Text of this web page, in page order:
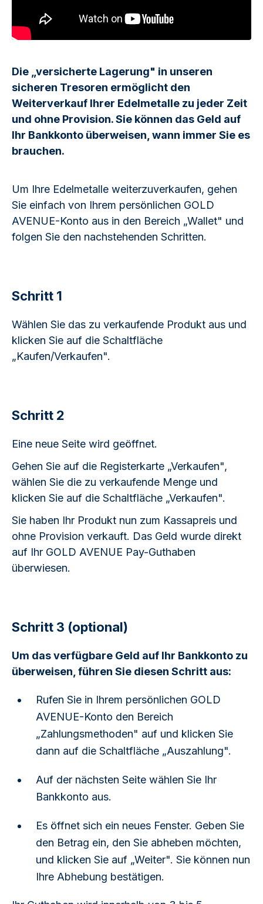
Die „versicherte Lagerung" in unseren
sicheren Tresoren ermöglicht den
Weiterverkauf Ihrer Edelmetalle zu jeder Zeit
und ohne Provision. Sie können das Geld auf
Ihr Bankkonto überweisen, wann immer Sie es
brauchen.
Um Ihre Edelmetalle weiterzuverkaufen, gehen
Sie einfach von Ihrem persönlichen GOLD
AVENUE-Konto aus in den Bereich „Wallet" und
folgen Sie den nachstehenden Schritten.
Schritt 1
Wählen Sie das zu verkaufende Produkt aus und
klicken Sie auf die Schaltfläche
„Kaufen/Verkaufen".
Schritt 2
Eine neue Seite wird geöffnet.
Gehen Sie auf die Registerkarte „Verkaufen",
wählen Sie die zu verkaufende Menge und
klicken Sie auf die Schaltfläche „Verkaufen".
Sie haben Ihr Produkt nun zum Kassapreis und
ohne Provision verkauft. Das Geld wurde direkt
auf Ihr GOLD AVENUE Pay-Guthaben
überwiesen.
Schritt 3 (optional)
Um das verfügbare Geld auf Ihr Bankkonto zu
überweisen, führen Sie diesen Schritt aus:
Rufen Sie in Ihrem persönlichen GOLD
AVENUE-Konto den Bereich
„Zahlungsmethoden" auf und klicken Sie
dann auf die Schaltfläche „Auszahlung".
Auf der nächsten Seite wählen Sie Ihr
Bankkonto aus.
Es öffnet sich ein neues Fenster. Geben Sie
den Betrag ein, den Sie abheben möchten,
und klicken Sie auf „Weiter". Sie können nun
Ihre Abhebung bestätigen.